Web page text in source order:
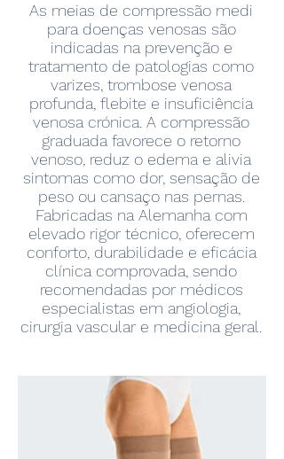
As meias de compressão medi
para doenças venosas são
indicadas na prevenção e
tratamento de patologias como
varizes, trombose venosa
profunda, flebite e insuficiência
venosa crónica. A compressão
graduada favorece o retorno
venoso, reduz o edema e alivia
sintomas como dor, sensação de
peso ou cansaço nas pernas.
Fabricadas na Alemanha com
elevado rigor técnico, oferecem
conforto, durabilidade e eficácia
clínica comprovada, sendo
recomendadas por médicos
especialistas em angiologia,
cirurgia vascular e medicina geral.